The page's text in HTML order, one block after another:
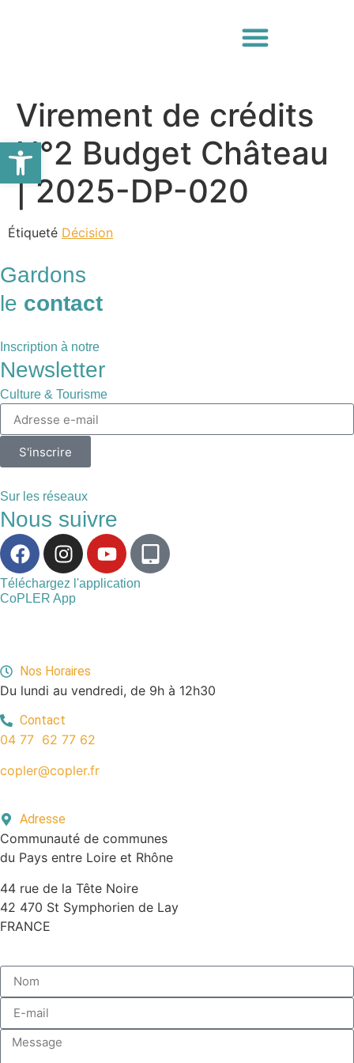
Virement de crédits
N°2 Budget Château
| 2025-DP-020
Étiqueté Décision
Gardons
le contact
Inscription à notre
Newsletter
Culture & Tourisme
S'inscrire
Sur les réseaux
Nous suivre
Téléchargez l'application
CoPLER App
Nos Horaires
Du lundi au vendredi, de 9h à 12h30
Contact
04 77 62 77 62
copler@copler.fr
Adresse
Communauté de communes
du Pays entre Loire et Rhône
44 rue de la Tête Noire
42 470 St Symphorien de Lay
FRANCE
Ouvrir la barre d’outils